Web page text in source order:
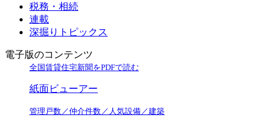
税務・相続
連載
深掘りトピックス
電子版のコンテンツ
全国賃貸住宅新聞をPDFで読む
紙面ビューアー
管理戸数／仲介件数／人気設備／建築